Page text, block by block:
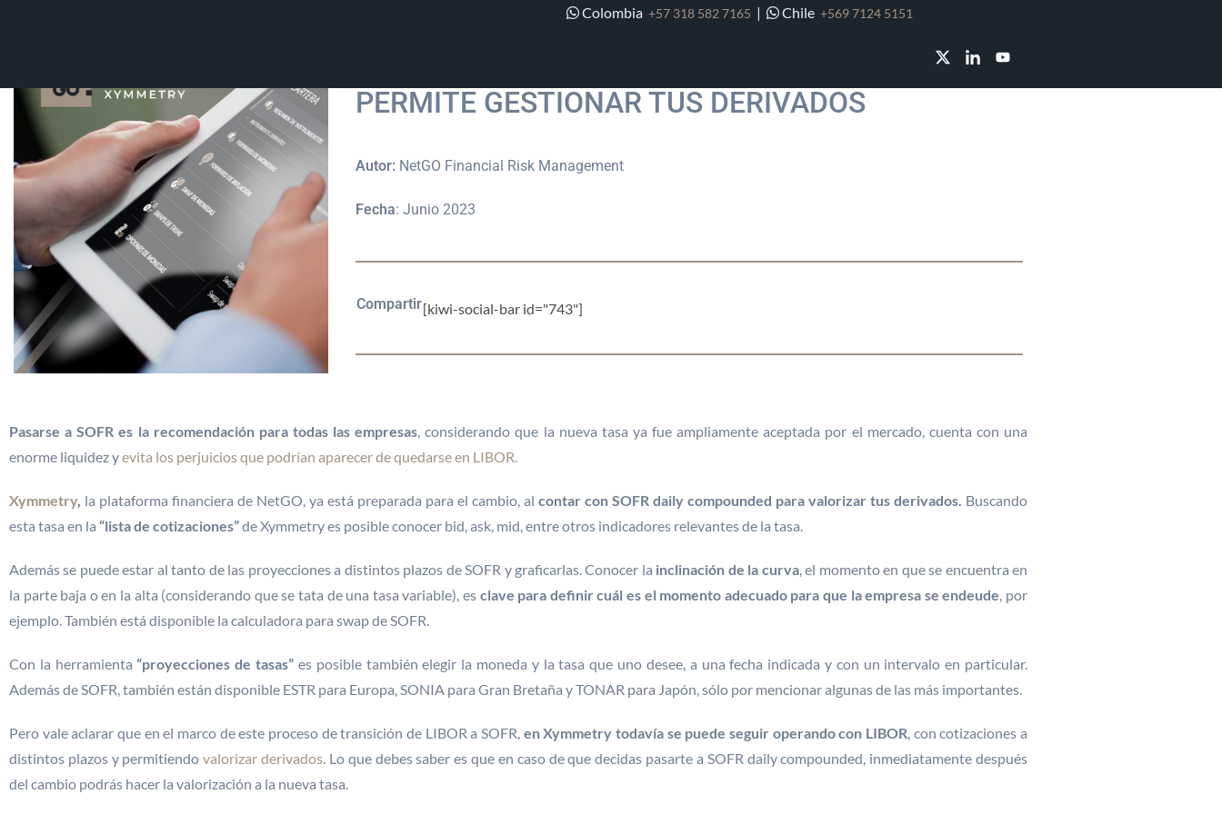
Colombia+57 318 582 7165 | Chile+569 7124 5151
SI YA TE CAMBIASTE A SOFR, XYMMETRY TE
PERMITE GESTIONAR TUS DERIVADOS
Autor: NetGO Financial Risk Management
Fecha: Junio 2023
Compartir[kiwi-social-bar id="743"]
Pasarse a SOFR es la recomendación para todas las empresas, considerando que la nueva tasa ya fue ampliamente aceptada por el mercado, cuenta con una
enorme liquidez yevita los perjuicios que podrían aparecer de quedarse en LIBOR.
Xymmetry, la plataforma financiera de NetGO, ya está preparada para el cambio, al contar con SOFR daily compounded para valorizar tus derivados. Buscando
esta tasa en la “lista de cotizaciones”de Xymmetry es posible conocer bid, ask, mid, entre otros indicadores relevantes de la tasa.
Además se puede estar al tanto de las proyecciones a distintos plazos de SOFR y graficarlas. Conocer la inclinación de la curva, el momento en que se encuentra en
la parte baja o en la alta (considerando que se tata de una tasa variable), es clave para definir cuál es el momento adecuado para que la empresa se endeude, por
ejemplo. También está disponible la calculadora para swap de SOFR.
Con la herramienta“proyecciones de tasas” es posible también elegir la moneda y la tasa que uno desee, a una fecha indicada y con un intervalo en particular.
Además de SOFR, también están disponible ESTR para Europa, SONIA para Gran Bretaña y TONAR para Japón, sólo por mencionar algunas de las más importantes.
Pero vale aclarar que en el marco de este proceso de transición de LIBOR a SOFR, en Xymmetry todavía se puede seguir operando con LIBOR, con cotizaciones a
distintos plazos y permitiendovalorizar derivados. Lo que debes saber es que en caso de que decidas pasarte a SOFR daily compounded, inmediatamente después
del cambio podrás hacer la valorización a la nueva tasa.